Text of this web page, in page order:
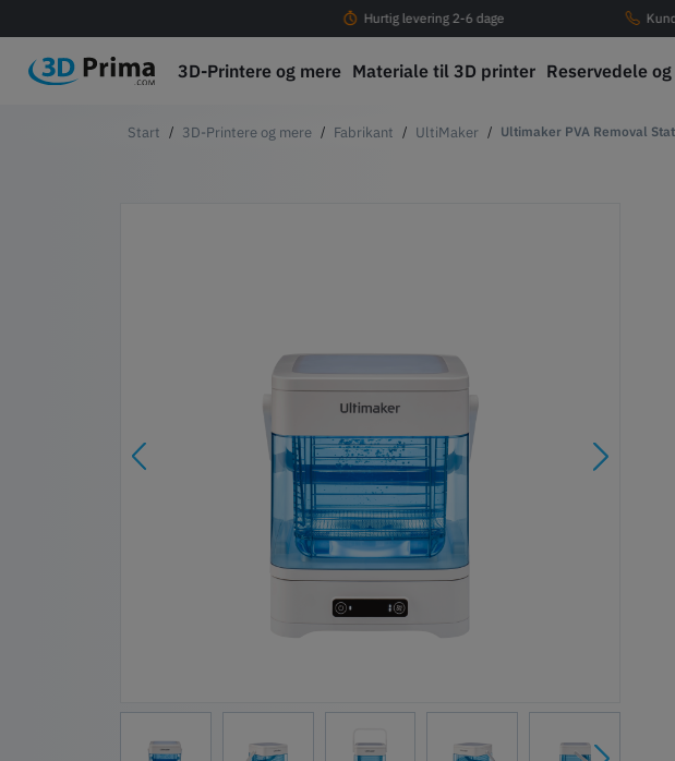
Hurtig levering 2-6 dage
3D-Printere og mere Materiale til 3D printer Reservedele
3D-Printere og mere Fabrikant UltiMaker Ultimaker PVA Removal